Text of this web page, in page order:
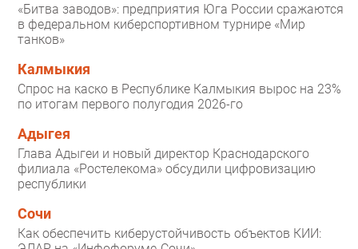
«Битва заводов»: предприятия Юга России сражаются
в федеральном киберспортивном турнире «Мир
танков»
Калмыкия
Спрос на каско в Республике Калмыкия вырос на 23%
по итогам первого полугодия 2026-го
Адыгея
Глава Адыгеи и новый директор Краснодарского
филиала «Ростелекома» обсудили цифровизацию
республики
Сочи
Как обеспечить киберустойчивость объектов КИИ: